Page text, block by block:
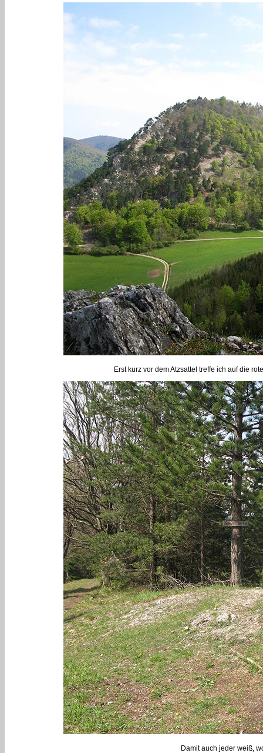
Erst kurz vor dem Atzsattel treffe ich auf die
Damit auch jeder weiß,